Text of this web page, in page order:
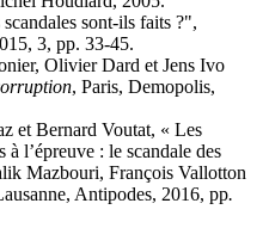
sont-ils faits ?",
3, pp. 33-45.
Olivier Dard et Jens Ivo
, Paris, Demopolis,
et Bernard Voutat, « Les
l’épreuve : le scandale des
Mazbouri, François Vallotton
Antipodes, 2016, pp.